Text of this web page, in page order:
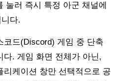
눌러 즉시 특정 아군 채널에
다.
코드(Discord) 게임 중 단축
다. 게임 화면 전체가 아닌,
리케이션 창만 선택적으로 공